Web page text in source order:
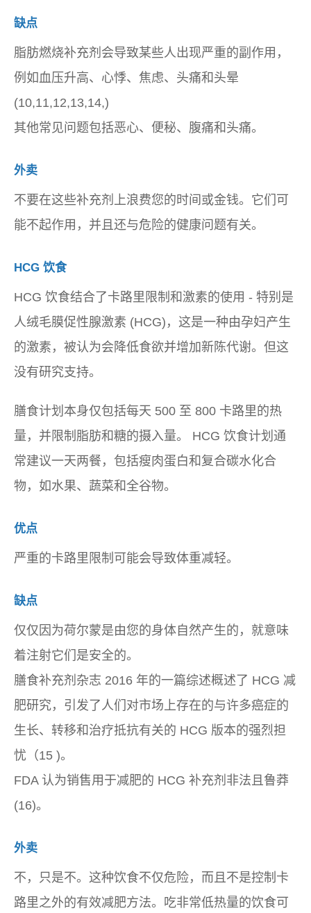
缺点
脂肪燃烧补充剂会导致某些人出现严重的副作用，
例如血压升高、心悸、焦虑、头痛和头晕
(10,11,12,13,14,)
其他常见问题包括恶心、便秘、腹痛和头痛。
外卖
不要在这些补充剂上浪费您的时间或金钱。它们可
能不起作用，并且还与危险的健康问题有关。
HCG 饮食
HCG 饮食结合了卡路里限制和激素的使用 - 特别是
人绒毛膜促性腺激素 (HCG)，这是一种由孕妇产生
的激素，被认为会降低食欲并增加新陈代谢。但这
没有研究支持。
膳食计划本身仅包括每天 500 至 800 卡路里的热
量，并限制脂肪和糖的摄入量。 HCG 饮食计划通
常建议一天两餐，包括瘦肉蛋白和复合碳水化合
物，如水果、蔬菜和全谷物。
优点
严重的卡路里限制可能会导致体重减轻。
缺点
仅仅因为荷尔蒙是由您的身体自然产生的，就意味
着注射它们是安全的。
膳食补充剂杂志 2016 年的一篇综述概述了 HCG 减
肥研究，引发了人们对市场上存在的与许多癌症的
生长、转移和治疗抵抗有关的 HCG 版本的强烈担
忧（15 )。
FDA 认为销售用于减肥的 HCG 补充剂非法且鲁莽
(16)。
外卖
不，只是不。这种饮食不仅危险，而且不是控制卡
路里之外的有效减肥方法。吃非常低热量的饮食可